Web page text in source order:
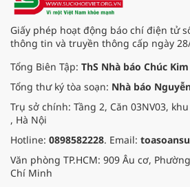
Giấy phép hoạt động báo chí điện tử
thông tin và truyền thông cấp ngày
Tổng Biên Tập: ThS Nhà báo Chúc
Tổng thư ký tòa soạn: Nhà báo
Trụ sở chính: Tầng 2, Căn 03NV03,
, Hà Nội
Hotline: 0898582228. Email:
Văn phòng TP.HCM: 909 Âu cơ,
Chí Minh